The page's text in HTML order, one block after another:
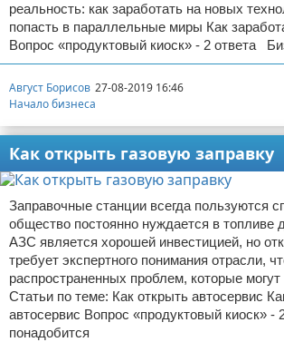
реальность: как заработать на новых
попасть в параллельные миры Как
Вопрос «продуктовый киоск» - 2 ответа
Август Борисов 27-08-2019 16:46
Начало бизнеса
Как открыть газовую заправку
Заправочные станции всегда пользуются
общество постоянно нуждается в топливе
АЗС является хорошей инвестицией, но
требует экспертного понимания отрасли,
распространенных проблем, которые
Статьи по теме: Как открыть автосервис
автосервис Вопрос «продуктовый киоск» -
понадобится